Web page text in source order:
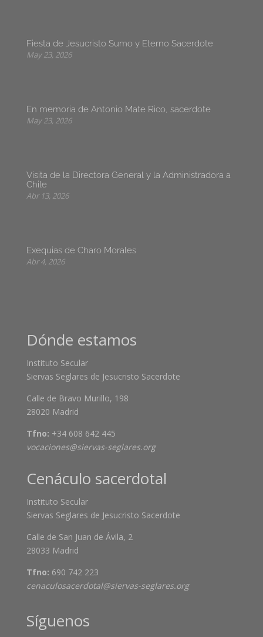
Fiesta de Jesucristo Sumo y Eterno Sacerdote
May 23, 2026
En memoria de Antonio Mate Rico, sacerdote
May 23, 2026
Visita de la Directora General y la Administradora a
Chile
Abr 13, 2026
Exequias de Charo Morales
Abr 4, 2026
Dónde estamos
Instituto Secular
Siervas Seglares de Jesucristo Sacerdote
Calle de Bravo Murillo, 198
28020 Madrid
Tfno: +34 608 642 445
vocaciones@siervas-seglares.org
Cenáculo sacerdotal
Instituto Secular
Siervas Seglares de Jesucristo Sacerdote
Calle de San Juan de Ávila, 2
28033 Madrid
Tfno: 690 742 223
cenaculosacerdotal@siervas-seglares.org
Síguenos